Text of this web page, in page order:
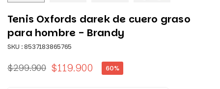
Tenis Oxfords darek de cuero graso
para hombre - Brandy
SKU :8537183865765
Precio
$299.900 $119.900 60%